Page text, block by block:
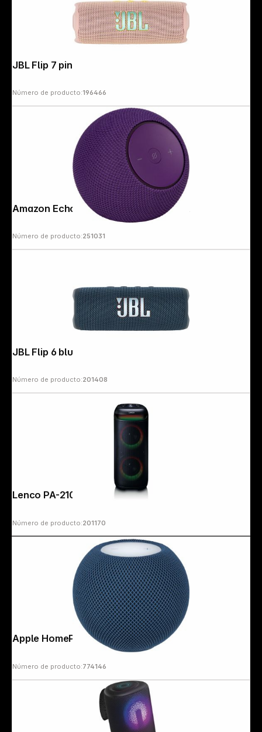
JBL Flip 7 pink
Número de producto:196466
Amazon Echo Dot Max 2025 amethyst
Número de producto:251031
JBL Flip 6 blue
Número de producto:201408
Lenco PA-210BK black
Número de producto:201170
Apple HomePod mini blue MJ2C3D/A
Número de producto:774146